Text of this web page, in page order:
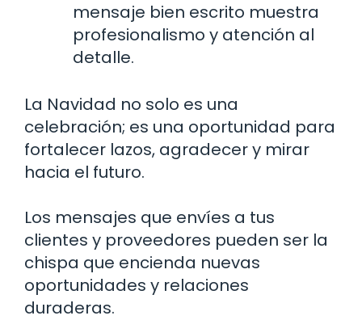
mensaje bien escrito muestra
profesionalismo y atención al
detalle.
La Navidad no solo es una
celebración; es una oportunidad para
fortalecer lazos, agradecer y mirar
hacia el futuro.
Los mensajes que envíes a tus
clientes y proveedores pueden ser la
chispa que encienda nuevas
oportunidades y relaciones
duraderas.